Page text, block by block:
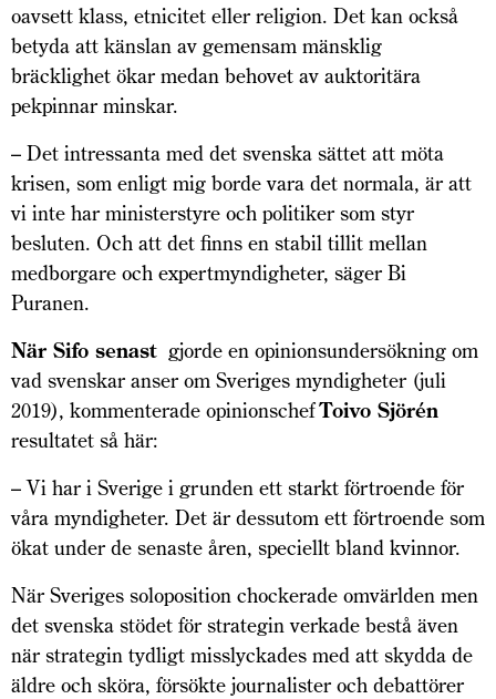
oavsett klass, etnicitet eller religion. Det kan också
betyda att känslan av gemensam mänsklig
bräcklighet ökar medan behovet av auktoritära
pekpinnar minskar.
– Det intressanta med det svenska sättet att möta
krisen, som enligt mig borde vara det normala, är att
vi inte har ministerstyre och politiker som styr
besluten. Och att det finns en stabil tillit mellan
medborgare och expertmyndigheter, säger Bi
Puranen.
När Sifo senast gjorde en opinionsundersökning om
vad svenskar anser om Sveriges myndigheter (juli
2019), kommenterade opinionschefToivo Sjörén
resultatet så här:
– Vi har i Sverige i grunden ett starkt förtroende för
våra myndigheter. Det är dessutom ett förtroende som
ökat under de senaste åren, speciellt bland kvinnor.
När Sveriges soloposition chockerade omvärlden men
det svenska stödet för strategin verkade bestå även
när strategin tydligt misslyckades med att skydda de
äldre och sköra, försökte journalister och debattörer